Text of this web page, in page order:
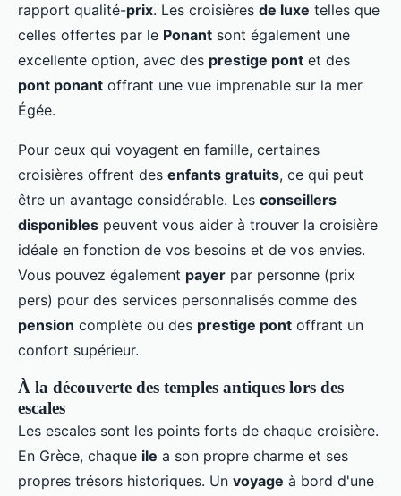
rapport qualité-prix. Les croisières de luxe telles que
celles offertes par le Ponant sont également une
excellente option, avec des prestige pont et des
pont ponant offrant une vue imprenable sur la mer
Égée.
Pour ceux qui voyagent en famille, certaines
croisières offrent des enfants gratuits, ce qui peut
être un avantage considérable. Les conseillers
disponibles peuvent vous aider à trouver la croisière
idéale en fonction de vos besoins et de vos envies.
Vous pouvez également payer par personne (prix
pers) pour des services personnalisés comme des
pension complète ou des prestige pont offrant un
confort supérieur.
À la découverte des temples antiques lors des
escales
Les escales sont les points forts de chaque croisière.
En Grèce, chaque ile a son propre charme et ses
propres trésors historiques. Un voyage à bord d'une